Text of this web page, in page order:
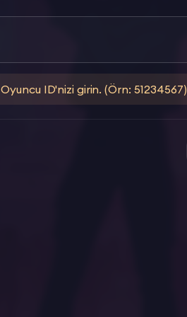
Oyuncu ID'nizi girin. (Örn: 51234567)